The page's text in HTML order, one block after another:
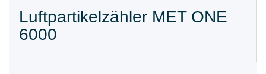
Luftpartikelzähler MET ONE
6000